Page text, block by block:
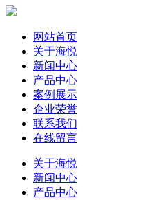
网站首页
关于海悦
新闻中心
产品中心
案例展示
企业荣誉
联系我们
在线留言
关于海悦
新闻中心
产品中心